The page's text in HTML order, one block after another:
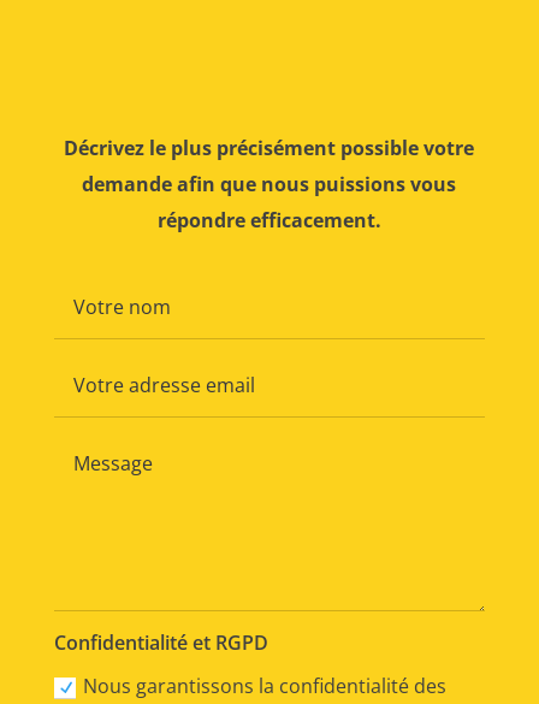
Décrivez le plus précisément possible votre
demande afin que nous puissions vous
répondre efficacement.
Confidentialité et RGPD
Nous garantissons la confidentialité des